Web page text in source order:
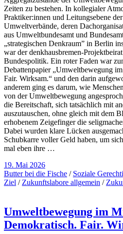
Zeiten zu bestehen. In kollegialer
Praktiker:innen und Leitungsebene
Umweltverbände, deren
aus Umweltbundesamt und
„strategischen Denkraum” in Berlin
war der denkhausbremen-
Bundespolitik. Ein roter Faden war
Debattenpapier „Umweltbewegung
Fair. Wirksam.“ und den darin
anderem ging es darum, wie
von der Umweltbewegung
die Bereitschaft, sich tatsächlich mit
auszutauschen, ohne gleich mit dem
erhobenem Zeigefinger die
Dabei wurden klare Lücken
Schubkarre voller Geld haben, um
mal eben ihre …
19. Mai 2026
Butter bei die Fische / Soziale
Ziel / Zukunftslabore allgemein /
Umweltbewegung im
Demokratisch. Fair.